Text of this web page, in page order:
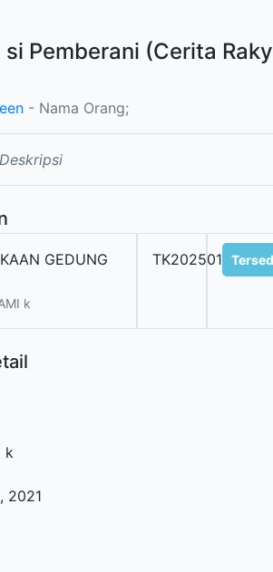
si Pemberani (Cerita
- Nama Orang;
GEDUNG
k
TK20250133300
k
2021